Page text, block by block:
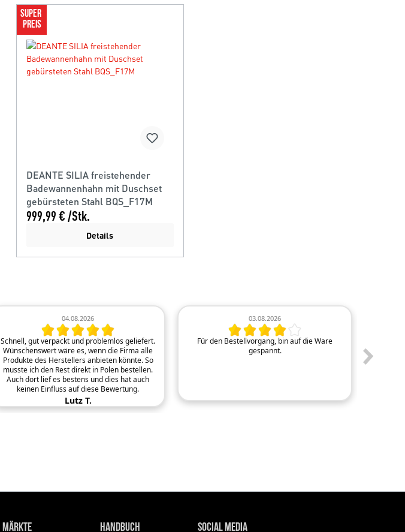
SUPER
PREIS
DEANTE SILIA freistehender
Badewannenhahn mit Duschset
gebürsteten Stahl BQS_F17M
999,99 € /Stk.
Details
04.08.2026
Schnell, gut verpackt und problemlos geliefert.
Wünschenswert wäre es, wenn die Firma alle
Produkte des Herstellers anbieten könnte. So
musste ich den Rest direkt in Polen bestellen.
Auch dort lief es bestens und dies hat auch
keinen Einfluss auf diese Bewertung.
Lutz T.
03.08.2026
Für den Bestellvorgang, bin auf die Ware
gespannt.
Märkte Handbuch Social Media